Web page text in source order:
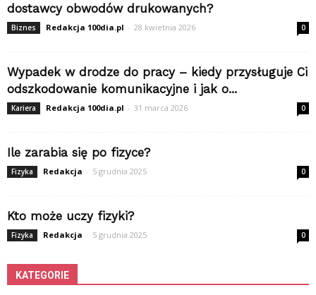
dostawcy obwodów drukowanych?
Biznes Redakcja 100dia.pl - 28 kwietnia 2026 0
Wypadek w drodze do pracy – kiedy przysługuje Ci
odszkodowanie komunikacyjne i jak o...
Kariera Redakcja 100dia.pl - 31 marca 2026 0
Ile zarabia się po fizyce?
Fizyka Redakcja - 5 grudnia 2025 0
Kto może uczy fizyki?
Fizyka Redakcja - 5 grudnia 2025 0
KATEGORIE